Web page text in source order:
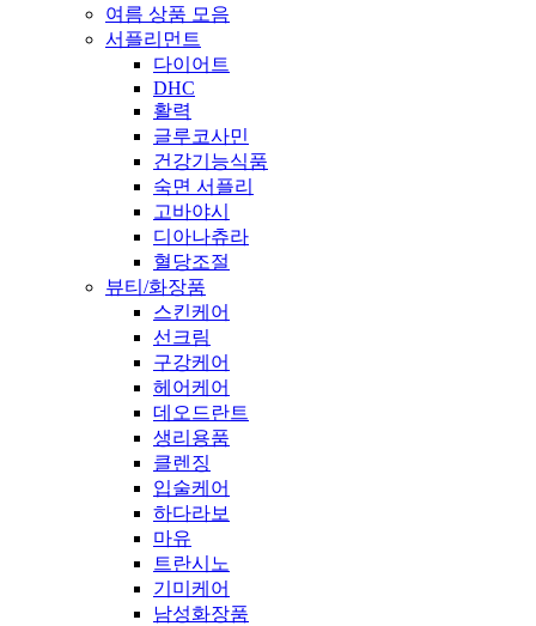
여름 상품 모음
서플리먼트
다이어트
DHC
활력
글루코사민
건강기능식품
숙면 서플리
고바야시
디아나츄라
혈당조절
뷰티/화장품
스킨케어
선크림
구강케어
헤어케어
데오드란트
생리용품
클렌징
입술케어
하다라보
마유
트란시노
기미케어
남성화장품